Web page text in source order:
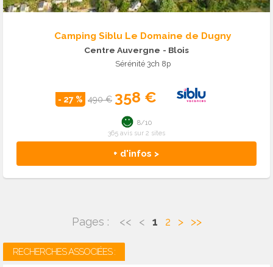
Camping Siblu Le Domaine de Dugny
Centre Auvergne - Blois
Sérénité 3ch 8p
- 27 % 490 € 358 €
+ d'infos >
8/10
365 avis sur 2 sites
Pages : << < 1 2 > >>
RECHERCHES ASSOCIÉES :